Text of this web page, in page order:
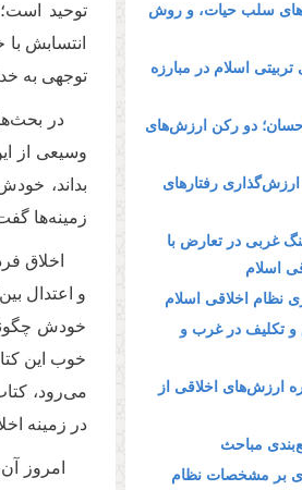
سلب حیات، و روش
اسلام در مبارزه
دو رکن ارزش‌های
رفتارهای
غربی در تعارض با
اسلام
نظام اخلاقی اسلام
تکلیف در غرب و
ارزش‌های اخلاقی از
مباحث
بر مشخصات نظام
توحید
انتسابش
توجهی به
در
وسیعی از
بداند،
زمینه‌ها
اخلاق
و اعتدال
خودش
خوب این
می‌رود،‌
در زمینه
امروز